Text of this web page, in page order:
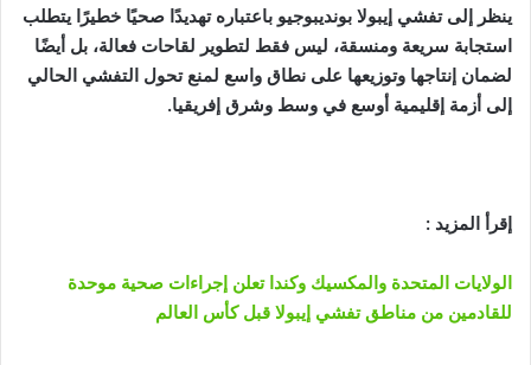
ينظر إلى تفشي إيبولا بونديبوجيو باعتباره تهديدًا صحيًا خطيرًا يتطلب
استجابة سريعة ومنسقة، ليس فقط لتطوير لقاحات فعالة، بل أيضًا
لضمان إنتاجها وتوزيعها على نطاق واسع لمنع تحول التفشي الحالي
إلى أزمة إقليمية أوسع في وسط وشرق إفريقيا.
إقرأ المزيد :
الولايات المتحدة والمكسيك وكندا تعلن إجراءات صحية موحدة
للقادمين من مناطق تفشي إيبولا قبل كأس العالم